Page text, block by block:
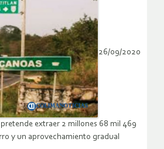
26/09/2020
extraer 2 millones 68 mil 469
y un aprovechamiento gradual